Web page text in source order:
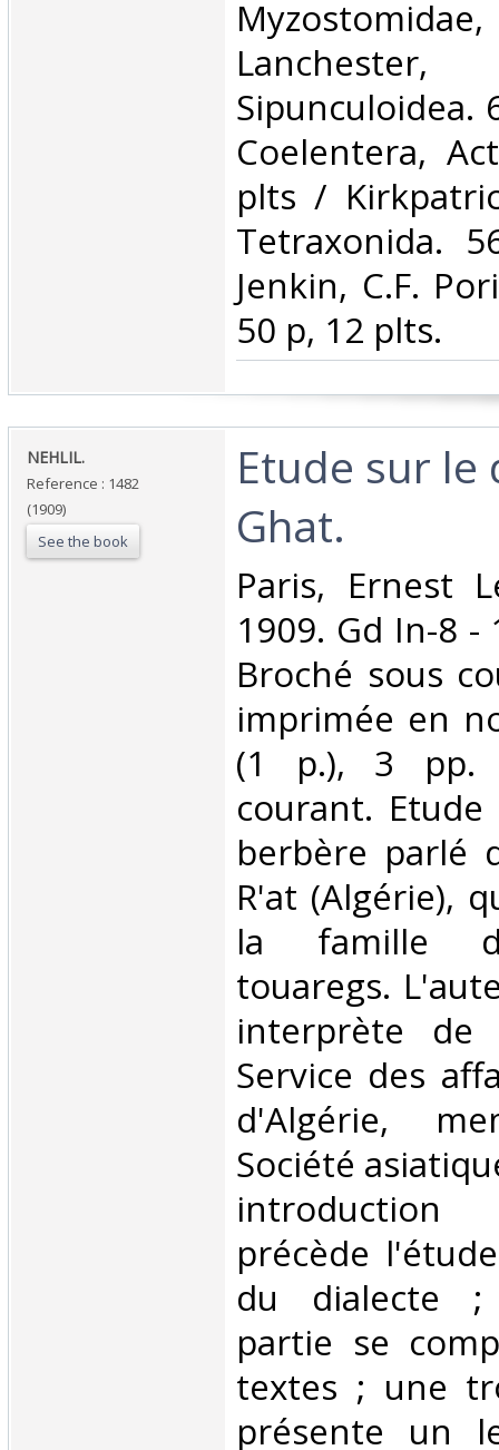
Sipunculoidea.
Coelentera,
plts /
Tetraxonida.
Jenkin, C.F.
50 p, 12 plts.‎
‎NEHLIL. ‎
Reference : 1482
(1909)
See the book
‎Etude sur le
Ghat. ‎
‎Paris, Ernest
1909. Gd In-8 -
Broché sous
imprimée en
(1 p.), 3 pp.
courant.
berbère parlé
R'at (Algérie),
la famille
touaregs.
interprète de
Service des
d'Algérie,
Société
précède
du dialecte ;
partie se
textes ; une
présente un